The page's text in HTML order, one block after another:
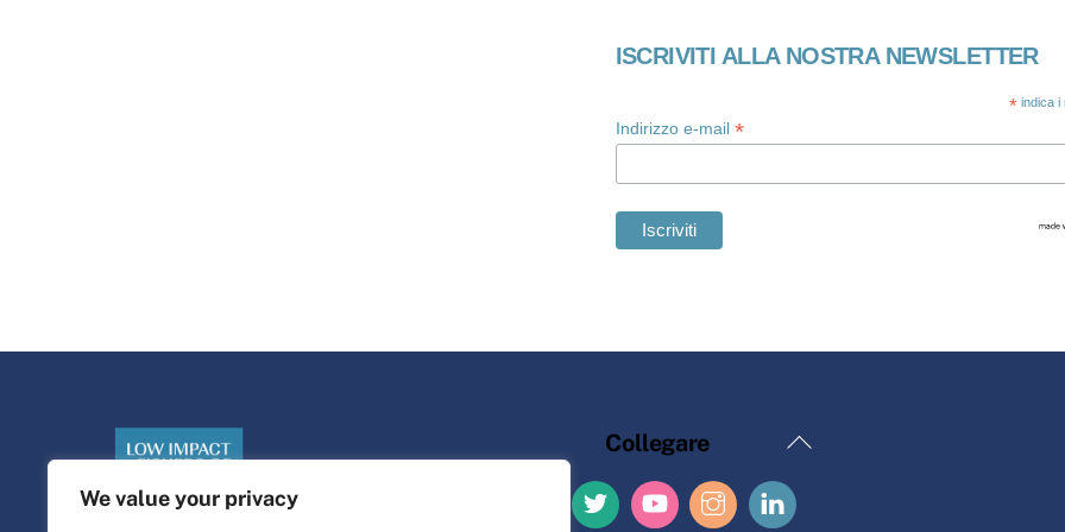
We value your privacy
ISCRIVITI ALLA NOSTRA NEWSLETTER
* indica i
Indirizzo e-mail *
Torna
Collegare